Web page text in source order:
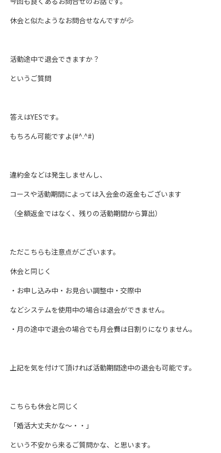
休会と似たようなお問合せなんですが💦
活動途中で退会できますか？
というご質問
答えはYESです。
もちろん可能ですよ(#^.^#)
違約金などは発生しませんし、
コースや活動期間によっては入会金の返金もございます
（全額返金ではなく、残りの活動期間から算出）
ただこちらも注意点がございます。
休会と同じく
・お申し込み中・お見合い調整中・交際中
などシステムを使用中の場合は退会ができません。
・月の途中で退会の場合でも月会費は日割りになりません。
上記を気を付けて頂ければ活動期間途中の退会も可能です。
こちらも休会と同じく
「婚活大丈夫かな～・・」
という不安から来るご質問かな、と思います。